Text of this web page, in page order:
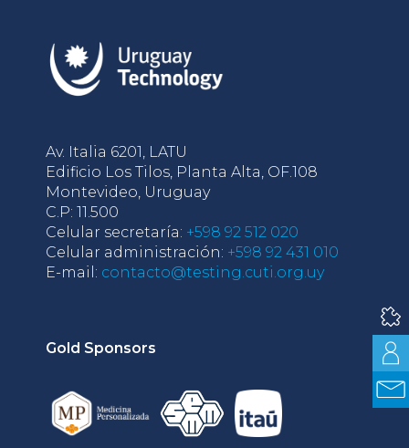
Av. Italia 6201, LATU
Edificio Los Tilos, Planta Alta, OF.108
Montevideo, Uruguay
C.P: 11.500
Celular secretaría: +598 92 512 020
Celular administración: +598 92 431 010
E-mail: contacto@testing.cuti.org.uy
Gold Sponsors